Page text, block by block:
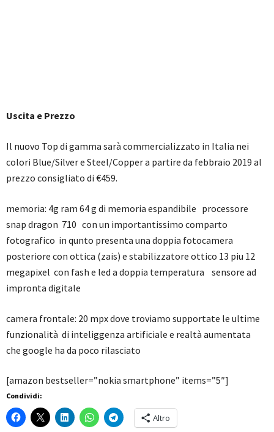
Uscita e Prezzo
Il nuovo Top di gamma sarà commercializzato in Italia nei
colori Blue/Silver e Steel/Copper a partire da febbraio 2019 al
prezzo consigliato di €459.
memoria: 4g ram 64 g di memoria espandibile processore
snap dragon 710 con un importantissimo comparto
fotografico in qunto presenta una doppia fotocamera
posteriore con ottica (zais) e stabilizzatore ottico 13 piu 12
megapixel con fash e led a doppia temperatura sensore ad
impronta digitale
camera frontale: 20 mpx dove troviamo supportate le ultime
funzionalità di inteliggenza artificiale e realtà aumentata
che google ha da poco rilasciato
[amazon bestseller=”nokia smartphone” items=”5″]
Condividi:
Altro